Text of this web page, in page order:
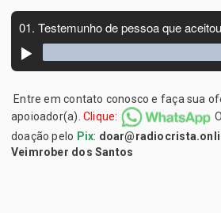
Entre em contato conosco e faça sua
apoioador(a). Clique:
doação pelo Pix:
Veimrober dos Santos